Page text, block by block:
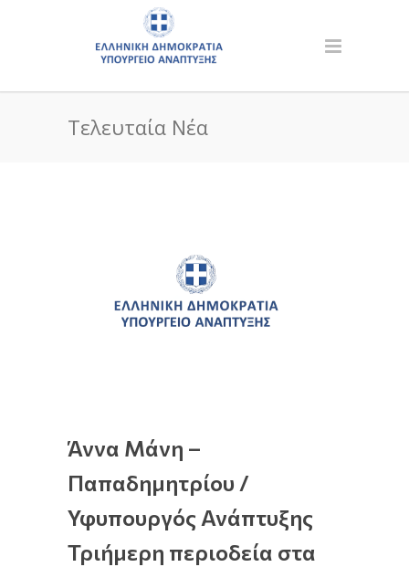
Τελευταία Νέα
Άννα Μάνη –
Παπαδημητρίου /
Υφυπουργός Ανάπτυξης
Τριήμερη περιοδεία στα